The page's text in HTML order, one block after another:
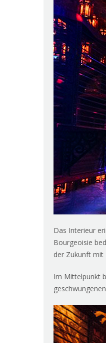
Das Interieur
Bourgeoisie
der Zukunft mit
Im Mittelpunkt